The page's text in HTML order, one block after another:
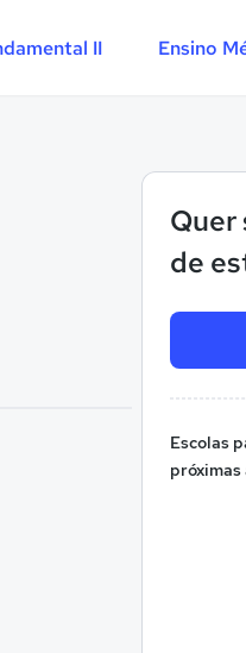
II Ensino
Quer
de
Escolas
próximas